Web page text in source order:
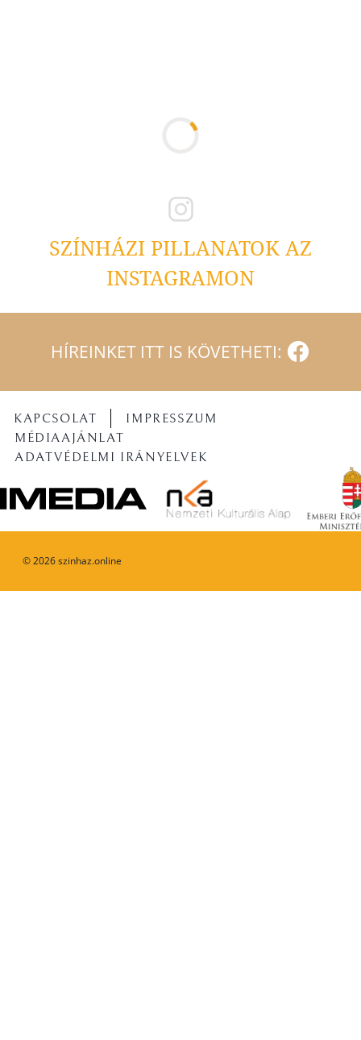
SZÍNHÁZI PILLANATOK AZ
INSTAGRAMON
HÍREINKET ITT IS KÖVETHETI:
©2026szinhaz.online
KAPCSOLAT
IMPRESSZUM
MÉDIAAJÁNLAT
ADATVÉDELMI IRÁNYELVEK